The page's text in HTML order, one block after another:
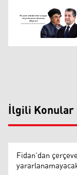
İlgili Konular
Fidan’dan